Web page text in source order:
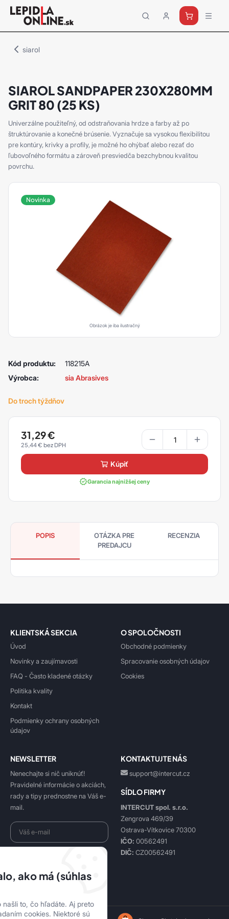
Priemyselné
lepidlá
siarol
SIAROL SANDPAPER 230X280MM
GRIT 80 (25 KS)
Univerzálne použiteľný, od odstraňovania hrdze a farby až po
štruktúrovanie a konečné brúsenie. Vyznačuje sa vysokou flexibilitou
pre kontúry, krivky a profily, je možné ho ohýbať alebo rezať do
ľubovoľného formátu a zároveň presviedča bezchybnou kvalitou
povrchu.
Novinka
Obrázok je iba ilustračný
Kód produktu:
118215A
Výrobca:
sia Abrasives
Do troch týždňov
31,29€
25,44€
kúpiť
Garancia najnižšej ceny
POPIS
OTÁZKA PRE
PREDAJCU
RECENZIA
KLIENTSKÁ SEKCIA
Úvod
Novinky a zaujímavosti
FAQ - Často kladené otázky
Politika kvality
Kontakt
Podmienky ochrany osobných
údajov
O SPOLOČNOSTI
Obchodné podmienky
Spracovanie osobných údajov
Cookies
NEWSLETTER
Nenechajte si nič uniknúť!
Pravidelné informácie o akciách,
rady a tipy prednostne na Váš e-
mail.
Prihlásiť sa k odberu
KONTAKTUJTE NÁS
support@intercut.cz
SÍDLO FIRMY
INTERCUT spol. s.r.o.
Zengrova 469/39
Ostrava-Vítkovice 70300
IČO: 00562491
DIČ: CZ00562491
ako má (súhlas
to, čo hľadáte. Aj preto
cookies. Niektoré sú